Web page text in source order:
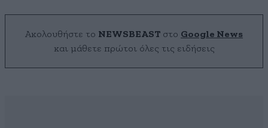
Ακολουθήστε το NEWSBEAST στο Google News
και μάθετε πρώτοι όλες τις ειδήσεις